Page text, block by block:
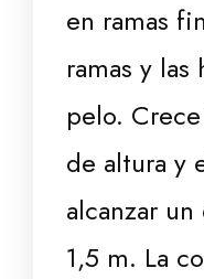
en ramas
ramas y
pelo.
de altura y
alcanzar
1,5 m. La